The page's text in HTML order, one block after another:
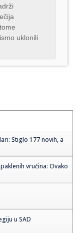
uklonili
Stiglo 177 novih, a
vrućina: Ovako
u SAD